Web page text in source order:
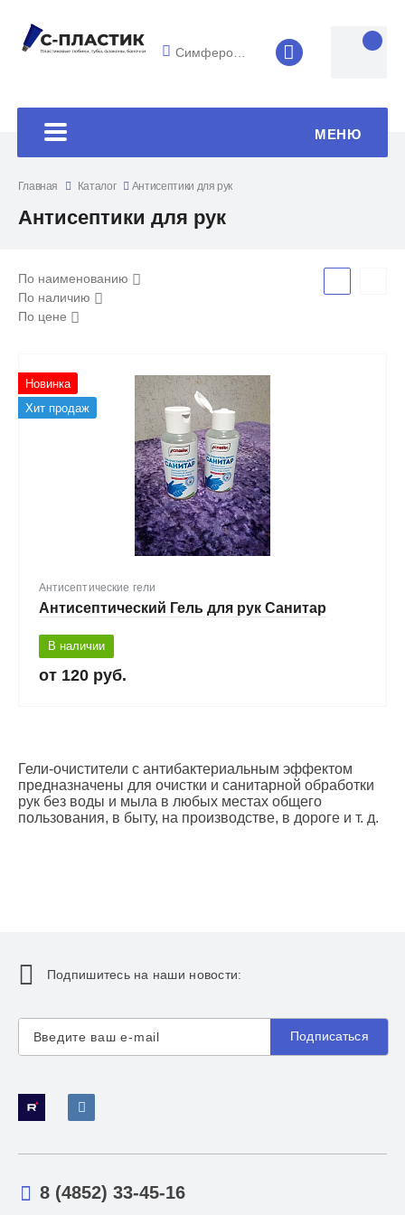
Симферополь 8 (4852) 33-
МЕНЮ
Главная Каталог Антисептики для рук
Антисептики для рук
По наименованию
По наличию
По цене
Новинка
Хит продаж
Антисептические гели
Антисептический Гель для рук Санитар
В наличии
120 руб.
Гели-очистители с антибактериальным эффектом
предназначены для очистки и санитарной обработки
рук без воды и мыла в любых местах общего
пользования, в быту, на производстве, в дороге и т. д.
Подпишитесь на наши новости:
Подписаться
8 (4852) 33-45-16